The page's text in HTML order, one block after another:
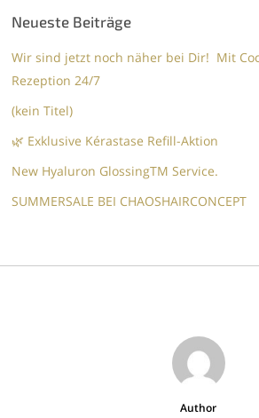
Neueste Beiträge
Wir sind jetzt noch näher bei Dir! Mit
Rezeption 24/7
(kein Titel)
🌿 Exklusive Kérastase Refill-Aktion
New Hyaluron GlossingTM​ Service.​
SUMMERSALE BEI CHAOSHAIRCONCEPT
Author